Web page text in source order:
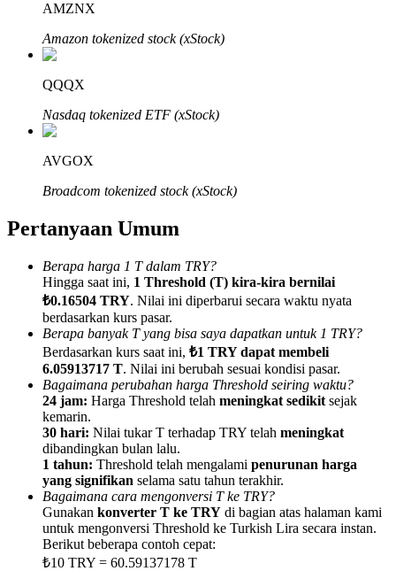
Referensi
Undang teman untuk mendapatkan imbalan tunai
Deposit CASHCAT & Win
Deposit CASHCAT & Win
AMZNX
Amazon tokenized stock (xStock)
QQQX
Nasdaq tokenized ETF (xStock)
AVGOX
Broadcom tokenized stock (xStock)
Pertanyaan Umum
Berapa harga 1 T dalam TRY?
Hingga saat ini, 1 Threshold (T) kira-kira bernilai
₺0.16504 TRY. Nilai ini diperbarui secara waktu nyata
berdasarkan kurs pasar.
Berapa banyak T yang bisa saya dapatkan untuk 1 TRY?
Berdasarkan kurs saat ini, ₺1 TRY dapat membeli
6.05913717 T. Nilai ini berubah sesuai kondisi pasar.
Bagaimana perubahan harga Threshold seiring waktu?
24 jam: Harga Threshold telah meningkat sedikit sejak
kemarin.
30 hari: Nilai tukar T terhadap TRY telah meningkat
dibandingkan bulan lalu.
1 tahun: Threshold telah mengalami penurunan harga
yang signifikan selama satu tahun terakhir.
Bagaimana cara mengonversi T ke TRY?
Gunakan konverter T ke TRY di bagian atas halaman kami
untuk mengonversi Threshold ke Turkish Lira secara instan.
Berikut beberapa contoh cepat:
₺10 TRY = 60.59137178 T